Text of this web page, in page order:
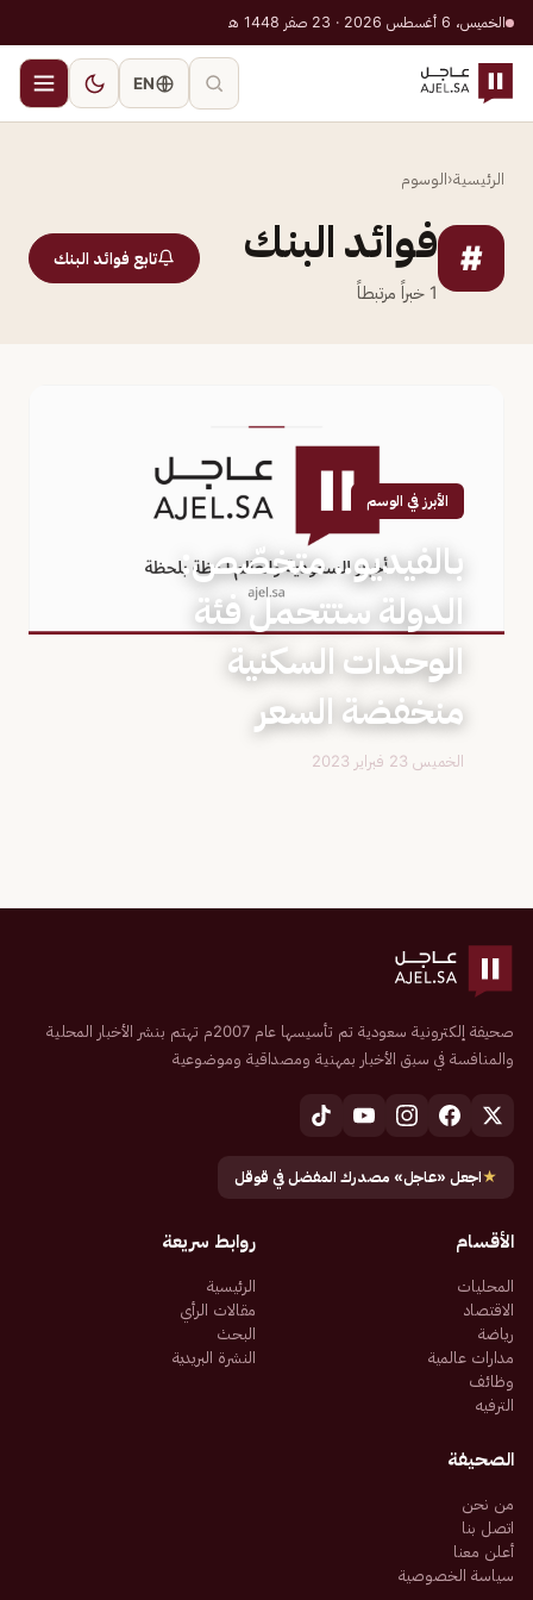
الخميس، 6 أغسطس 2026 · 23 صفر 1448 هـ
EN
الرئيسية‹الوسوم
# فوائد البنك
1 خبراً مرتبطاً
تابع فوائد البنك
الأبرز في الوسم
بالفيديو.. متخصّص:
الدولة ستتحمل فئة
الوحدات السكنية
منخفضة السعر
الخميس 23 فبراير 2023
صحيفة إلكترونية سعودية تم تأسيسها عام 2007م تهتم بنشر الأخبار المحلية
والمنافسة في سبق الأخبار بمهنية ومصداقية وموضوعية
★اجعل «عاجل» مصدرك المفضل في قوقل
الأقسام
المحليات
الاقتصاد
رياضة
مدارات عالمية
وظائف
الترفيه
روابط سريعة
الرئيسية
مقالات الرأي
البحث
النشرة البريدية
الصحيفة
من نحن
اتصل بنا
أعلن معنا
سياسة الخصوصية